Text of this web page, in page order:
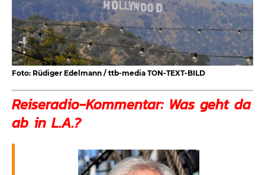
Foto: Rüdiger Edelmann / ttb-media TON-TEXT-BILD
Reiseradio-Kommentar: Was geht da
ab in L.A.?